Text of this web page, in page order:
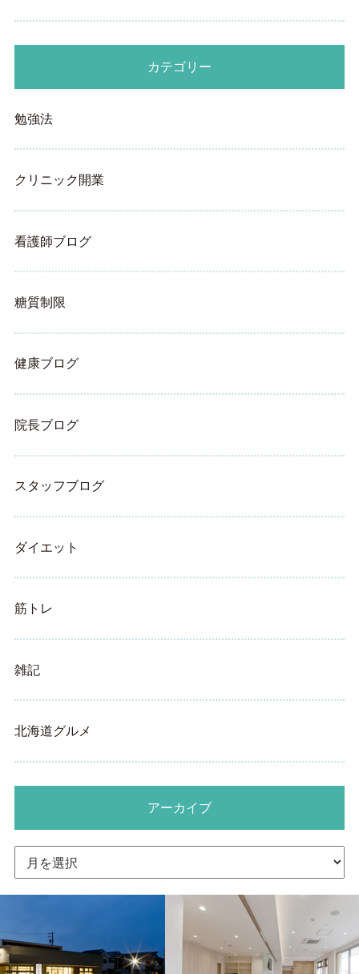
カテゴリー
勉強法
クリニック開業
看護師ブログ
糖質制限
健康ブログ
院長ブログ
スタッフブログ
ダイエット
筋トレ
雑記
北海道グルメ
アーカイブ
カ
イ